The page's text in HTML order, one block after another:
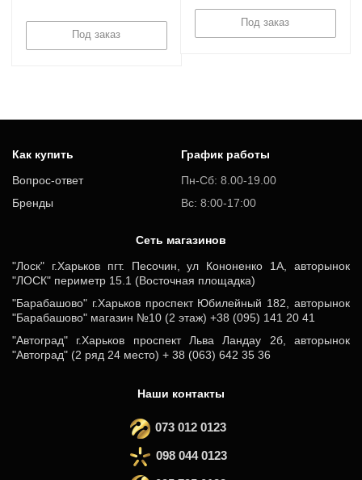
Под заказ
Под заказ
Как купить
Вопрос-ответ
Бренды
График работы
Пн-Сб: 8.00-19.00
Вс: 8:00-17:00
Cеть магазинов
"Лоск" г.Харьков пгт. Песочин, ул Кононенко 1А, авторынок
"ЛОСК" периметр 15.1 (Восточная площадка)
"Барабашово" г.Харьков проспект Юбилейный 182, авторынок
"Барабашово" магазин №10 (2 этаж) +38 (095) 141 20 41
"Автоград" г.Харьков проспект Льва Ландау 2б, авторынок
"Автоград" (2 ряд 24 место) + 38 (063) 642 35 36
Наши контакты
073 012 0123
098 044 0123